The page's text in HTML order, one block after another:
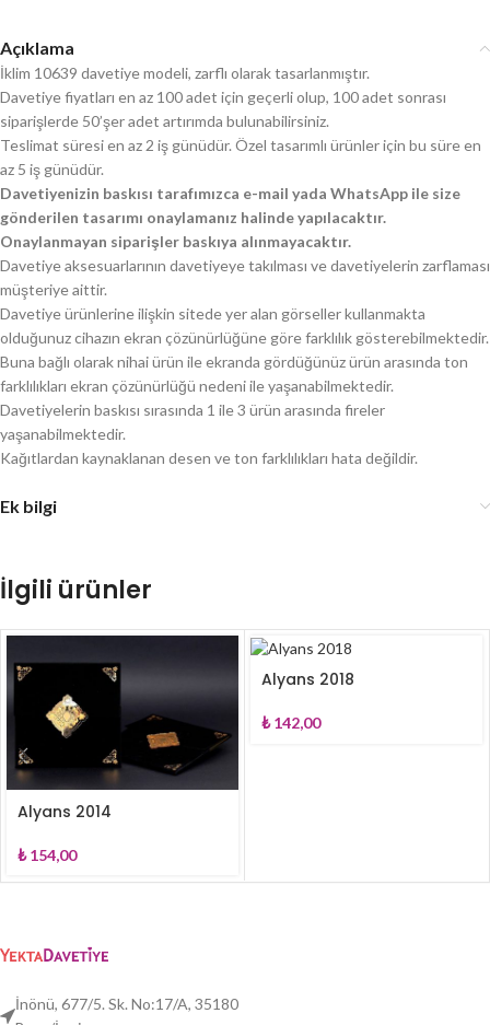
Açıklama
İklim 10639 davetiye modeli, zarflı olarak tasarlanmıştır.
Davetiye fiyatları en az 100 adet için geçerli olup, 100 adet sonrası
siparişlerde 50’şer adet artırımda bulunabilirsiniz.
Teslimat süresi en az 2 iş günüdür. Özel tasarımlı ürünler için bu süre en
az 5 iş günüdür.
Davetiyenizin baskısı tarafımızca e-mail yada WhatsApp ile size
gönderilen tasarımı onaylamanız halinde yapılacaktır.
Onaylanmayan siparişler baskıya alınmayacaktır.
Davetiye aksesuarlarının davetiyeye takılması ve davetiyelerin zarflaması
müşteriye aittir.
Davetiye ürünlerine ilişkin sitede yer alan görseller kullanmakta
olduğunuz cihazın ekran çözünürlüğüne göre farklılık gösterebilmektedir.
Buna bağlı olarak nihai ürün ile ekranda gördüğünüz ürün arasında ton
farklılıkları ekran çözünürlüğü nedeni ile yaşanabilmektedir.
Davetiyelerin baskısı sırasında 1 ile 3 ürün arasında fireler
yaşanabilmektedir.
Kağıtlardan kaynaklanan desen ve ton farklılıkları hata değildir.
Ek bilgi
İlgili ürünler
Alyans 2014
₺154,00
Alyans 2018
₺142,00
İnönü, 677/5. Sk. No:17/A, 35180